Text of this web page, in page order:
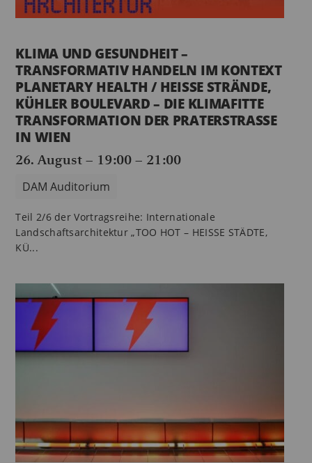
KLIMA UND GESUNDHEIT –
TRANSFORMATIV HANDELN IM KONTEXT
PLANETARY HEALTH / HEISSE STRÄNDE,
KÜHLER BOULEVARD – DIE KLIMAFITTE
TRANSFORMATION DER PRATERSTRASSE
IN WIEN
26. August – 19:00– 21:00
DAM Auditorium
Teil 2/6 der Vortragsreihe: Internationale
Landschaftsarchitektur „TOO HOT – HEISSE STÄDTE,
KÜ...